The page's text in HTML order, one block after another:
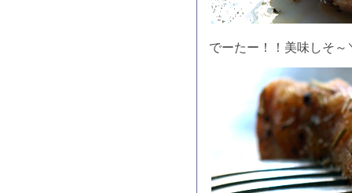
でーたー！！美味しそ